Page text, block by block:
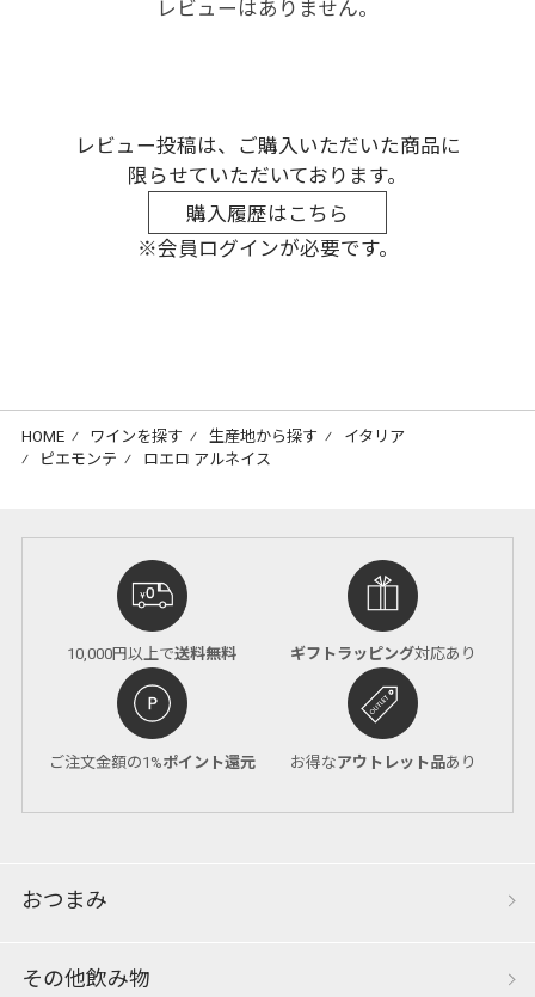
レビューはありません。
レビュー投稿は、ご購入いただいた商品に
限らせていただいております。
購入履歴はこちら
※会員ログインが必要です。
HOME ⁄ ワインを探す ⁄ 生産地から探す ⁄ イタリア
⁄ ピエモンテ ⁄ ロエロ アルネイス
10,000円以上で送料無料 ギフトラッピング対応あり
ご注文金額の1%ポイント還元 お得なアウトレット品あり
おつまみ
その他飲み物